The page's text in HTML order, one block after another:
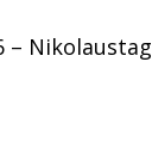
– Nikolaustag